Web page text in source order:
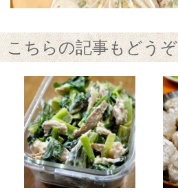
こちらの記事もどうぞ